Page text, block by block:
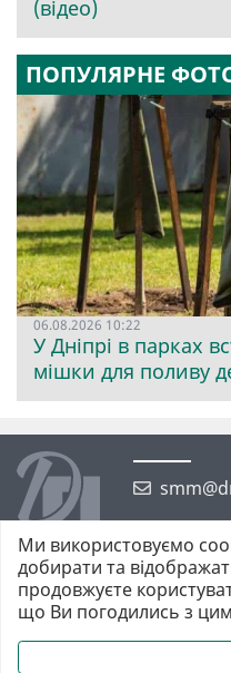
(відео)
ПОПУЛЯРНЕ
06.08.2026 10:22
У Дніпрі в парках
мішки для поливу
©2026 https://dnpr.com.ua
Всі права захищені. При
матеріалів обов'язкове
Ми використовуємо
добирати та
продовжуєте
що Ви погодились з